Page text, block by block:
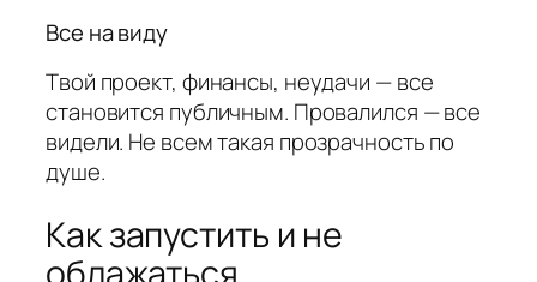
Все на виду
Твой проект, финансы, неудачи — все
становится публичным. Провалился — все
видели. Не всем такая прозрачность по
душе.
Как запустить и не
облажаться